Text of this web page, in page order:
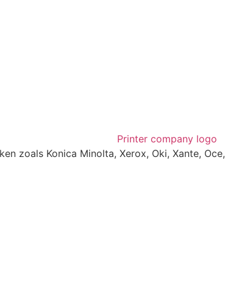
zoals Konica Minolta, Xerox, Oki, Xante, Oce,